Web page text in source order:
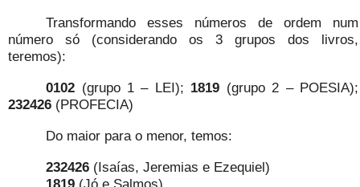
Transformando esses números de ordem num
número só (considerando os 3 grupos dos livros,
teremos):
0102 (grupo 1 – LEI); 1819 (grupo 2 – POESIA);
232426 (PROFECIA)
Do maior para o menor, temos:
232426 (Isaías, Jeremias e Ezequiel)
1819 (Jó e Salmos)